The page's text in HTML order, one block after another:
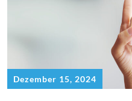
Dezember 15, 2024